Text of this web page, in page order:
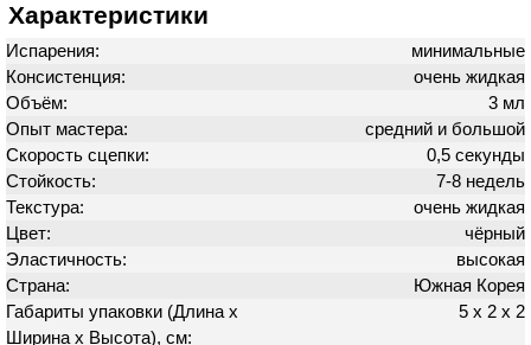
Характеристики
Испарения:
минимальные
Консистенция:
очень жидкая
Объём:
3 мл
Опыт мастера:
средний и большой
Скорость сцепки:
0,5 секунды
Стойкость:
7-8 недель
Текстура:
очень жидкая
Цвет:
чёрный
Эластичность:
высокая
Страна:
Южная Корея
Габариты упаковки (Длина х
Ширина х Высота), см:
5 х 2 х 2